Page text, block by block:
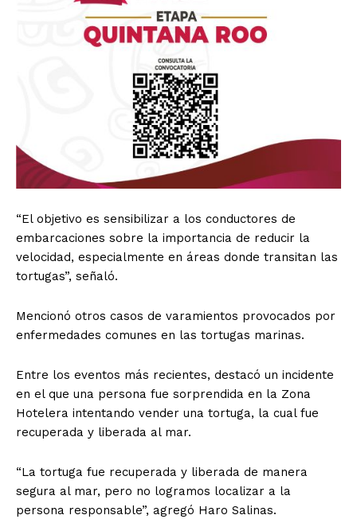
“El objetivo es sensibilizar a los conductores de
embarcaciones sobre la importancia de reducir la
velocidad, especialmente en áreas donde transitan las
tortugas”, señaló.
Mencionó otros casos de varamientos provocados por
enfermedades comunes en las tortugas marinas.
Entre los eventos más recientes, destacó un incidente
en el que una persona fue sorprendida en la Zona
Hotelera intentando vender una tortuga, la cual fue
recuperada y liberada al mar.
“La tortuga fue recuperada y liberada de manera
segura al mar, pero no logramos localizar a la
persona responsable”, agregó Haro Salinas.